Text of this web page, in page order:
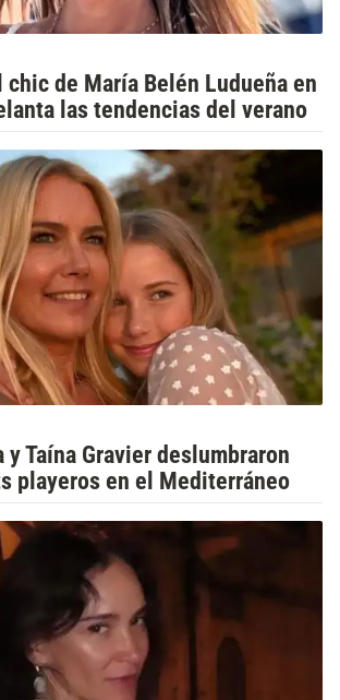
chic de María Belén Ludueña en
las tendencias del verano
y Taína Gravier deslumbraron
playeros en el Mediterráneo